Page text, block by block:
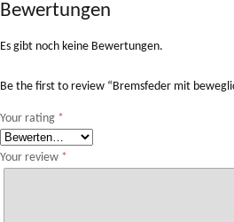
Bewertungen
Es gibt noch keine Bewertungen.
Be the first to review “Bremsfeder mit
Your rating *
Your review *